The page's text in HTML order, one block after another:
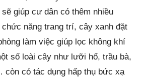
giúp cư dân có thêm nhiều
năng trang trí, cây xanh đặt
làm việc giúp lọc không khí
số loài cây như lưỡi hổ, trầu bà,
còn có tác dụng hấp thụ bức xạ